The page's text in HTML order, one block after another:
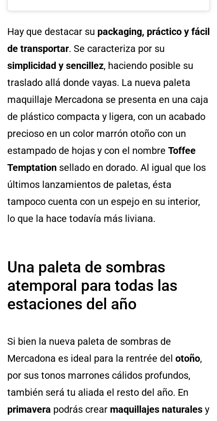
Hay que destacar su packaging, práctico y fácil
de transportar. Se caracteriza por su
simplicidad y sencillez, haciendo posible su
traslado allá donde vayas. La nueva paleta
maquillaje Mercadona se presenta en una caja
de plástico compacta y ligera, con un acabado
precioso en un color marrón otoño con un
estampado de hojas y con el nombre Toffee
Temptation sellado en dorado. Al igual que los
últimos lanzamientos de paletas, ésta
tampoco cuenta con un espejo en su interior,
lo que la hace todavía más liviana.
Una paleta de sombras
atemporal para todas las
estaciones del año
Si bien la nueva paleta de sombras de
Mercadona es ideal para la rentrée del otoño,
por sus tonos marrones cálidos profundos,
también será tu aliada el resto del año. En
primavera podrás crear maquillajes naturales y